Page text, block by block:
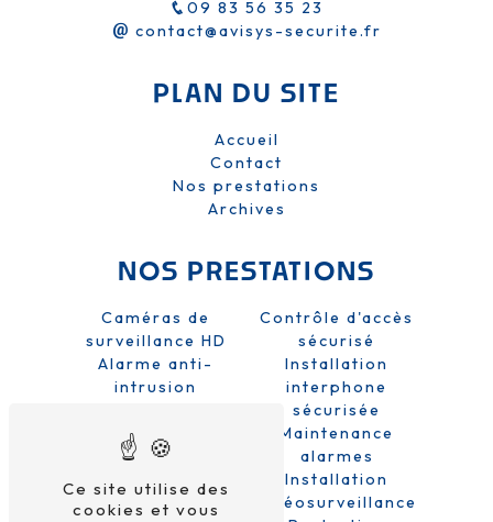
09 83 56 35 23
contact@avisys-securite.fr
PLAN DU SITE
Accueil
Contact
Nos prestations
Archives
NOS PRESTATIONS
Caméras de
surveillance HD
Alarme anti-
intrusion
et entreprise
Système de
sécurité
Alarme sans fil
Contrôle d'accès
sécurisé
Installation
interphone
sécurisée
Maintenance
alarmes
Installation
vidéosurveillance
Ce site utilise des
cookies et vous